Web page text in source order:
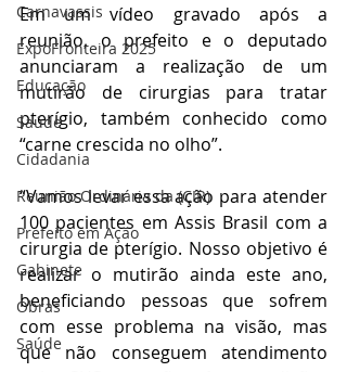
Carnavassis
ExpoFronteira 2025
Educação
Saúde
Cidadania
Reunião Ordinária da (CIR)
Prefeito em Ação
Gabinete
Obras
Saúde
Em um vídeo gravado após a
reunião, o prefeito e o deputado
anunciaram a realização de um
mutirão de cirurgias para tratar
pterígio, também conhecido como
“carne crescida no olho”.
“Vamos levar essa ação para atender
100 pacientes em Assis Brasil com a
cirurgia de pterígio. Nosso objetivo é
realizar o mutirão ainda este ano,
beneficiando pessoas que sofrem
com esse problema na visão, mas
que não conseguem atendimento